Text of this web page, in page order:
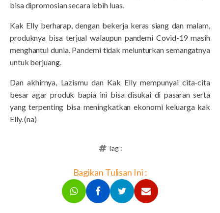
bisa dipromosian secara lebih luas.
Kak Elly berharap, dengan bekerja keras siang dan malam,
produknya bisa terjual walaupun pandemi Covid-19 masih
menghantui dunia. Pandemi tidak melunturkan semangatnya
untuk berjuang.
Dan akhirnya, Lazismu dan Kak Elly mempunyai cita-cita
besar agar produk bapia ini bisa disukai di pasaran serta
yang terpenting bisa meningkatkan ekonomi keluarga kak
Elly. (na)
Tag :
Bagikan Tulisan Ini :